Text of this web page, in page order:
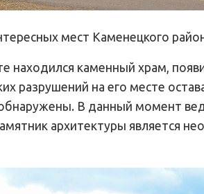
мест Каменецкого
находился каменный храм,
разрушений на его месте
В данный момент
архитектуры является